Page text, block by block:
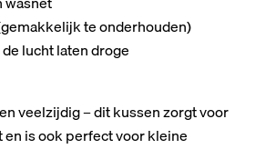
te onderhouden)
lucht laten droge
veelzijdig – dit kussen zorgt voor
is ook perfect voor kleine